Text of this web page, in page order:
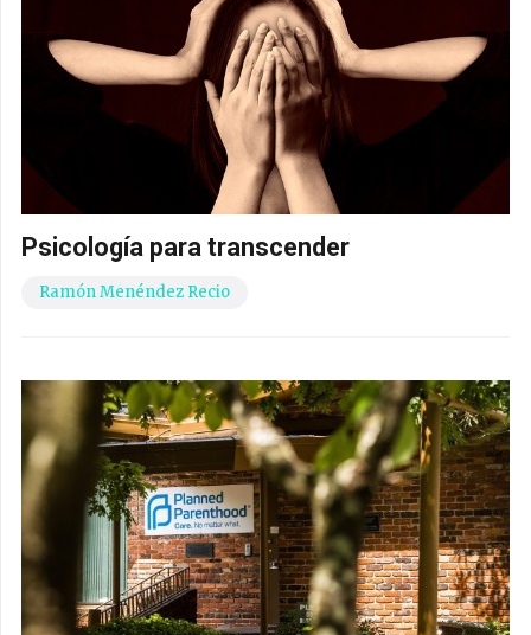
Psicología para transcender
Ramón Menéndez Recio